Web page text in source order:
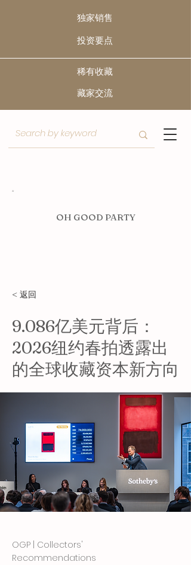
独家销售
​投资要点
稀有收藏
​藏家交流
OH GOOD PARTY
< 返回
9.086亿美元背后：
2026纽约春拍透露出
的全球收藏资本新方向
OGP | Collectors'
Recommendations